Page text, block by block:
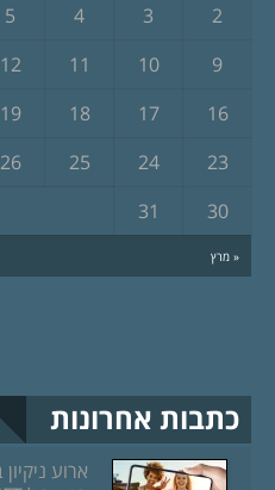
« מרץ
2
3
4
5
9
10
11
12
16
17
18
19
23
24
25
26
30
31
כתבות אחרונות